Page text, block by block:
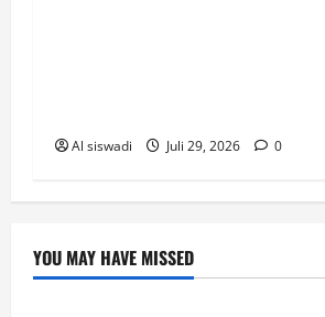
Al siswadi Juli 29, 2026 0
YOU MAY HAVE MISSED
Uncategorized